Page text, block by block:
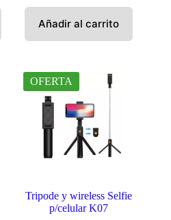
Añadir al carrito
OFERTA
Tripode y wireless Selfie
p/celular K07